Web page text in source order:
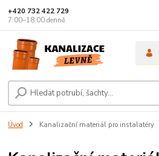
+420 732 422 729
7:00–18:00 denně
Úvod Kanalizační materiál pro instalatéry